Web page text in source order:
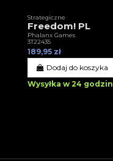
Strategiczne
Freedom! PL
Phalanx Games
3T22435
189,95 zł
Dodaj do koszyka
Wysyłka w 24 godzin